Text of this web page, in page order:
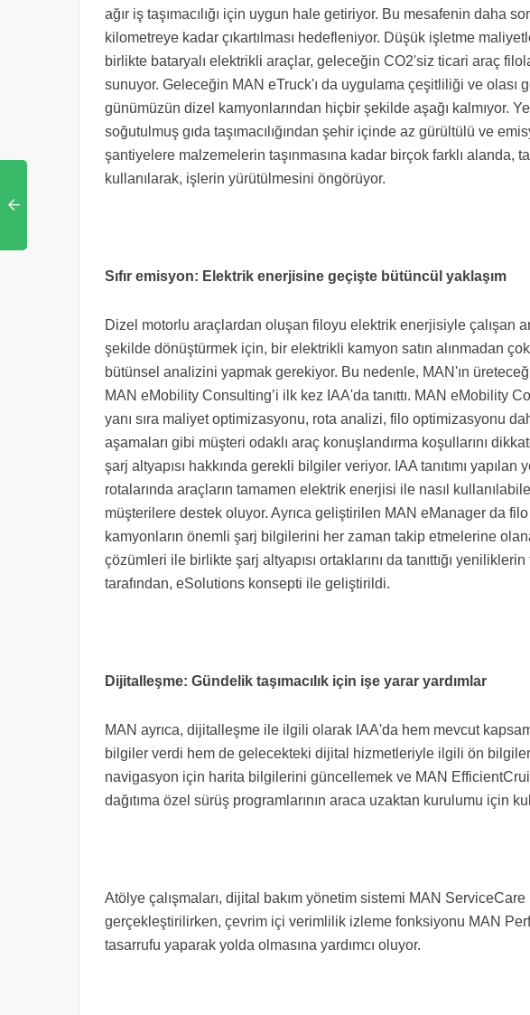
ağır iş taşımacılığı için uygun hale getiriyor. Bu mesafenin daha
kilometreye kadar çıkartılması hedefleniyor. Düşük işletme
birlikte bataryalı elektrikli araçlar, geleceğin CO2'siz ticari araç
sunuyor. Geleceğin MAN eTruck'ı da uygulama çeşitliliği ve olası
günümüzün dizel kamyonlarından hiçbir şekilde aşağı kalmıyor.
soğutulmuş gıda taşımacılığından şehir içinde az gürültülü ve
şantiyelere malzemelerin taşınmasına kadar birçok farklı alanda,
kullanılarak, işlerin yürütülmesini öngörüyor.
Sıfır emisyon: Elektrik enerjisine geçişte bütüncül yaklaşım
Dizel motorlu araçlardan oluşan filoyu elektrik enerjisiyle çalışan
şekilde dönüştürmek için, bir elektrikli kamyon satın alınmadan
bütünsel analizini yapmak gerekiyor. Bu nedenle, MAN'ın
MAN eMobility Consulting’i ilk kez IAA'da tanıttı. MAN eMobility
yanı sıra maliyet optimizasyonu, rota analizi, filo optimizasyonu
aşamaları gibi müşteri odaklı araç konuşlandırma koşullarını
şarj altyapısı hakkında gerekli bilgiler veriyor. IAA tanıtımı
rotalarında araçların tamamen elektrik enerjisi ile nasıl
müşterilere destek oluyor. Ayrıca geliştirilen MAN eManager da
kamyonların önemli şarj bilgilerini her zaman takip etmelerine
çözümleri ile birlikte şarj altyapısı ortaklarını da tanıttığı
tarafından, eSolutions konsepti ile geliştirildi.
Dijitalleşme: Gündelik taşımacılık için işe yarar yardımlar
MAN ayrıca, dijitalleşme ile ilgili olarak IAA'da hem mevcut
bilgiler verdi hem de gelecekteki dijital hizmetleriyle ilgili ön
navigasyon için harita bilgilerini güncellemek ve MAN
dağıtıma özel sürüş programlarının araca uzaktan kurulumu için
Atölye çalışmaları, dijital bakım yönetim sistemi MAN
gerçekleştirilirken, çevrim içi verimlilik izleme fonksiyonu MAN
tasarrufu yaparak yolda olmasına yardımcı oluyor.